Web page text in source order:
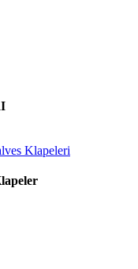
Klapeleri